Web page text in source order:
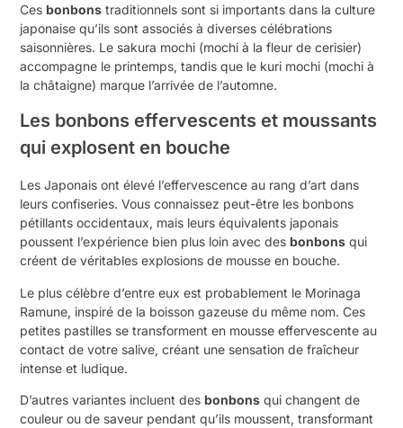
Cesbonbons traditionnels sont si importants dans la culture
japonaise qu’ils sont associés à diverses célébrations
saisonnières. Le sakura mochi (mochi à la fleur de cerisier)
accompagne le printemps, tandis que le kuri mochi (mochi à
la châtaigne) marque l’arrivée de l’automne.
Les bonbons effervescents et moussants
qui explosent en bouche
Les Japonais ont élevé l’effervescence au rang d’art dans
leurs confiseries. Vous connaissez peut-être les bonbons
pétillants occidentaux, mais leurs équivalents japonais
poussent l’expérience bien plus loin avec desbonbons qui
créent de véritables explosions de mousse en bouche.
Le plus célèbre d’entre eux est probablement le Morinaga
Ramune, inspiré de la boisson gazeuse du même nom. Ces
petites pastilles se transforment en mousse effervescente au
contact de votre salive, créant une sensation de fraîcheur
intense et ludique.
D’autres variantes incluent desbonbons qui changent de
couleur ou de saveur pendant qu’ils moussent, transformant